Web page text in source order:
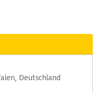
Deutschland